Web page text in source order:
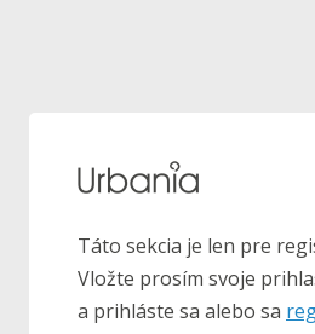
Táto sekcia je len pre
Vložte prosím svoje
a prihláste sa alebo sa